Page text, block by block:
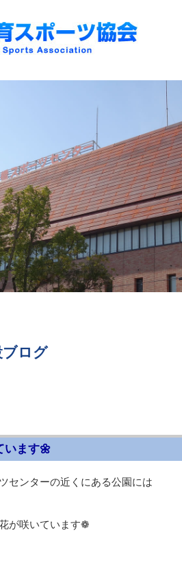
ブログ
います🌼
センターの近くにある公園には
が咲いています❁